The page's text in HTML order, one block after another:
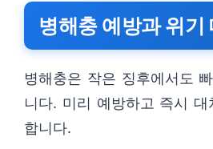
병해충 예방과 위기
병해충은 작은 징후에서도
니다. 미리 예방하고 즉시 대
합니다.